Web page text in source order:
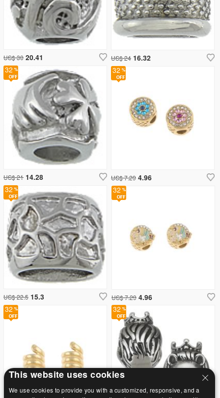
32
US$ 21 14.28
US$ 30 20.41 US$ 24 16.32
32
US$ 22.5 15.3
32
32
32
US$ 7.29 4.96
32
US$ 7.29 4.96
This website uses cookies
We use cookies to provide you with a customized, responsive, and a